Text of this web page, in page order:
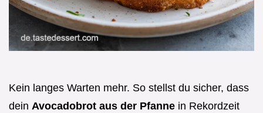
Kein langes Warten mehr. So stellst du sicher, dass
dein Avocadobrot aus der Pfanne in Rekordzeit